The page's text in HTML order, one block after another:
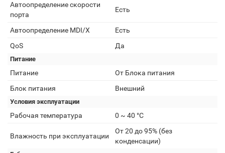
Автоопределение скорости
порта
Есть
Автоопределение MDI/X
Есть
QoS
Да
Питание
Питание
От Блока питания
Блок питания
Внешний
Условия эксплуатации
Рабочая температура 0 ~ 40 °C
Влажность при эксплуатации
От 20 до 95% (без
конденсации)